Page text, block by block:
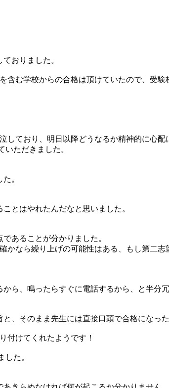
おりました。
む学校からの合格は頂けていたので、受
ており、明日以降どうなるか精神的に心
ただきました。
。
とはやれたんだなと思いました。
あることが分かりました。
なら繰り上げの可能性はある、もし第二
ら、鳴ったらすぐに電話するから、と半分
、そのまま先生には直接口頭で合格になっ
付けてくれたようです！
た。